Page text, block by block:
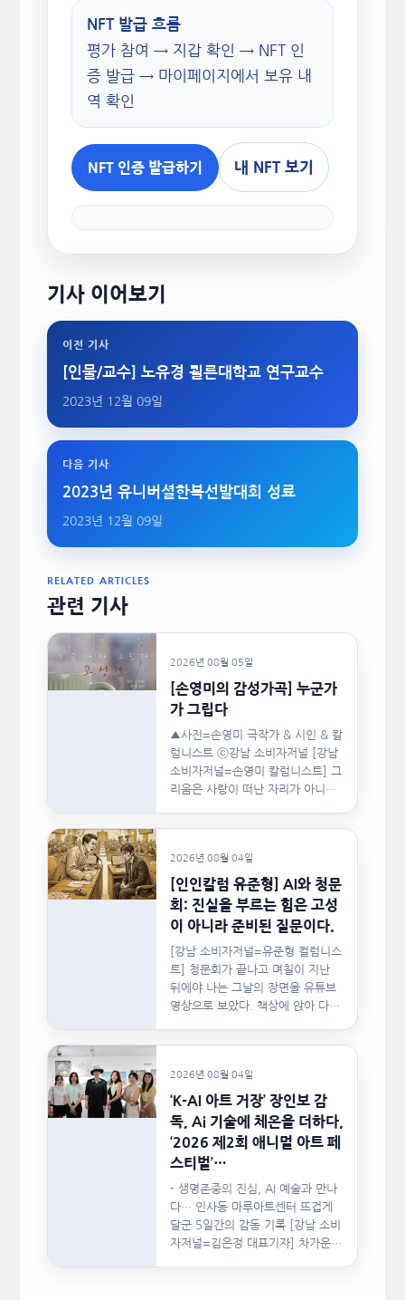
NFT 발급 흐름
평가 참여 → 지갑 확인 → NFT 인
증 발급 → 마이페이지에서 보유 내
역 확인
NFT 인증 발급하기 내 NFT 보기
기사 이어보기
이전 기사
[인물/교수] 노유경 쾰른대학교 연구교수
2023년 12월 09일
다음 기사
2023년 유니버셜한복선발대회 성료
2023년 12월 09일
RELATED ARTICLES
관련 기사
2026년 08월 05일
[손영미의 감성가곡] 누군가
가 그립다
▲사진=손영미 극작가 & 시인 & 칼
럼니스트 ⓒ강남 소비자저널 [강남
소비자저널=손영미 칼럼니스트] 그
리움은 사랑이 떠난 자리가 아니라,
2026년 08월 04일
[인인칼럼 유준형] AI와 청문
회: 진실을 부르는 힘은 고성
이 아니라 준비된 질문이다.
[강남 소비자저널=유준형 컬럼니스
트] 청문회가 끝나고 며칠이 지난
뒤에야 나는 그날의 장면을 유튜브
영상으로 보았다. 책상에 앉아 다른
2026년 08월 04일
‘K-AI 아트 거장’ 장인보 감
독, Ai 기술에 체온을 더하다,
‘2026 제2회 애니멀 아트 페
스티벌’…
- 생명존중의 진심, AI 예술과 만나
다… 인사동 마루아트센터 뜨겁게
달군 5일간의 감동 기록 [강남 소비
자저널=김은정 대표기자] 차가운